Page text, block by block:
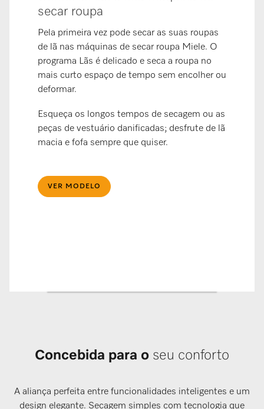
secar roupa
Pela primeira vez pode secar as suas roupas
de lã nas máquinas de secar roupa Miele. O
programa Lãs é delicado e seca a roupa no
mais curto espaço de tempo sem encolher ou
deformar.
Esqueça os longos tempos de secagem ou as
peças de vestuário danificadas; desfrute de lã
macia e fofa sempre que quiser.
VER MODELO
Concebida para o seu conforto
A aliança perfeita entre funcionalidades inteligentes e um
design elegante. Secagem simples com tecnologia que